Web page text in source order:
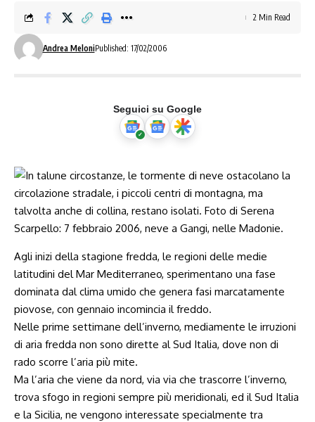
Andrea MeloniPublished: 17/02/2006
2 Min Read
Seguici su Google
Agli inizi della stagione fredda, le regioni delle medie
latitudini del Mar Mediterraneo, sperimentano una fase
dominata dal clima umido che genera fasi marcatamente
piovose, con gennaio incomincia il freddo.
Nelle prime settimane dell’inverno, mediamente le irruzioni
di aria fredda non sono dirette al Sud Italia, dove non di
rado scorre l’aria più mite.
Ma l’aria che viene da nord, via via che trascorre l’inverno,
trova sfogo in regioni sempre più meridionali, ed il Sud Italia
e la Sicilia, ne vengono interessate specialmente tra